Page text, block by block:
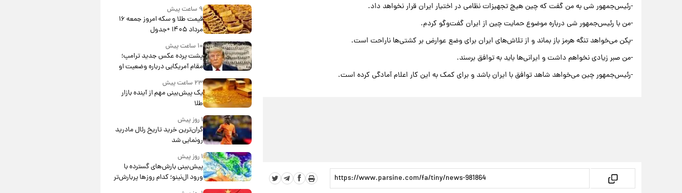
-رئیس‌جمهور شی به من گفت که چین هیچ تجهیزات نظامی در اختیار ایران قرار نخواهد داد.
-من با رئیس‌جمهور شی درباره موضوع حمایت چین از ایران گفت‌وگو کردم.
-پکن می‌خواهد تنگه هرمز باز بماند و از تلاش‌های ایران برای وضع عوارض بر کشتی‌ها ناراحت است.
-من صبر زیادی نخواهم داشت و ایرانی‌ها باید به توافق برسند.
-رئیس‌جمهور چین می‌خواهد شاهد توافق با ایران باشد و برای کمک به این کار اعلام آمادگی کرده است.
۹ ساعت پیش
قیمت طلا و سکه امروز جمعه ۱۶
مرداد ۱۴۰۵ +جدول
۱۰ ساعت پیش
پشت پرده عکس جدید ترامپ؛
مقام آمریکایی درباره وضعیت او
۲۳ ساعت پیش
یک پیش‌بینی مهم از آینده بازار
طلا
۱ روز پیش
گران‌ترین خرید تاریخ رئال مادرید
رونمایی شد
۱ روز پیش
پیش‌بینی بارش‌های گسترده با
ورود ال‌نینو؛ کدام روزها پربارش‌تر
خواهند بود؟